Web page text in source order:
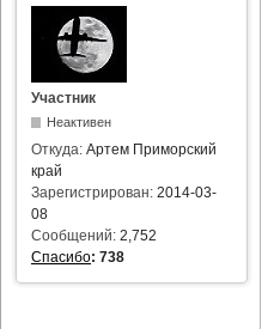
Участник
Неактивен
Откуда: Артем Приморский
край
Зарегистрирован: 2014-03-
08
Сообщений: 2,752
Спасибо: 738